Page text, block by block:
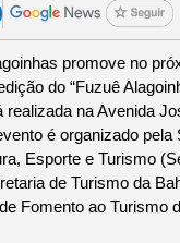
promove no
do “Fuzuê
realizada na Avenida
é organizado pela
Esporte e Turismo
de Turismo da
Fomento ao Turismo